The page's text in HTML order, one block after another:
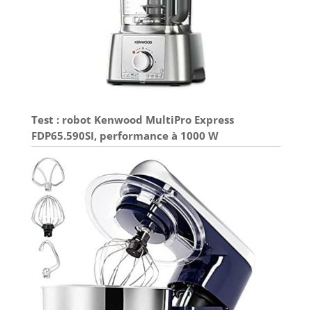
Test : robot Kenwood MultiPro Express
FDP65.590SI, performance à 1000 W